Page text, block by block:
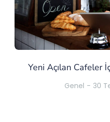
Yeni Açılan Cafeler
Genel 30